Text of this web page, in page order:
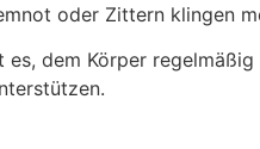
oder Zittern klingen
dem Körper